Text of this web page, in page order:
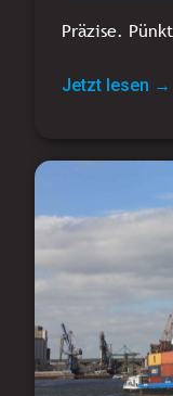
Präzise.
Jetzt lesen →